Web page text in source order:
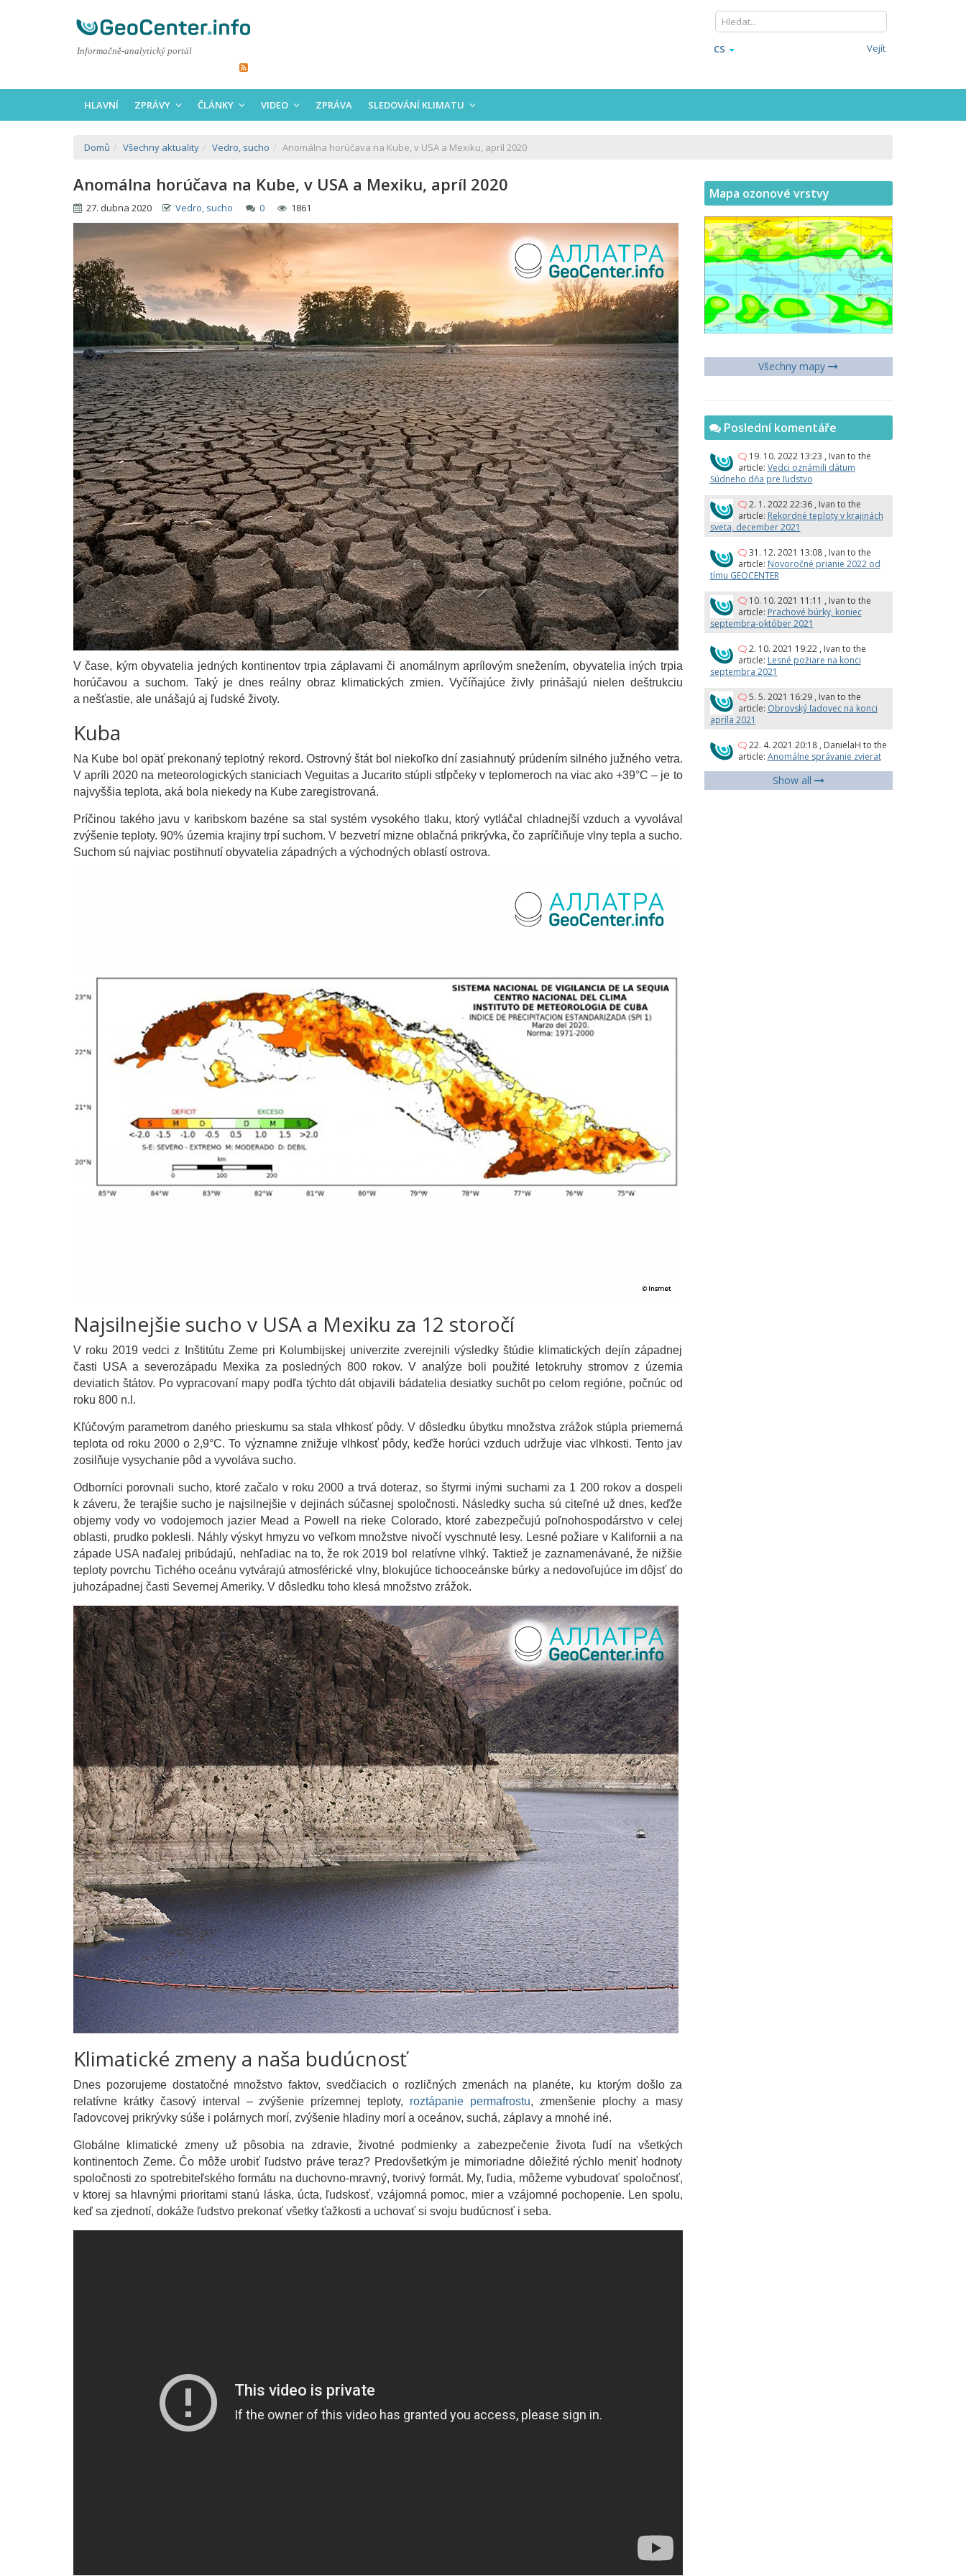
Informačně-analytický portál CS Vejít
HLAVNÍ ZPRÁVY ČLÁNKY VIDEO ZPRÁVA SLEDOVÁNÍ KLIMATU
Domů Všechny aktuality Vedro, sucho Anomálna horúčava na Kube, v USA a Mexiku, apríl 2020
Anomálna horúčava na Kube, v USA a Mexiku, apríl 2020
27. dubna 2020 Vedro, sucho 0 1861
V čase, kým obyvatelia jedných kontinentov trpia záplavami či anomálnym aprílovým snežením, obyvatelia iných trpia
horúčavou a suchom. Taký je dnes reálny obraz klimatických zmien. Vyčíňajúce živly prinášajú nielen deštrukciu
a nešťastie, ale unášajú aj ľudské životy.
Kuba
Na Kube bol opäť prekonaný teplotný rekord. Ostrovný štát bol niekoľko dní zasiahnutý prúdením silného južného vetra.
V apríli 2020 na meteorologických staniciach Veguitas a Jucarito stúpli stĺpčeky v teplomeroch na viac ako +39°C – je to
najvyššia teplota, aká bola niekedy na Kube zaregistrovaná.
Príčinou takého javu v karibskom bazéne sa stal systém vysokého tlaku, ktorý vytláčal chladnejší vzduch a vyvolával
zvýšenie teploty. 90% územia krajiny trpí suchom. V bezvetrí mizne oblačná prikrývka, čo zapríčiňuje vlny tepla a sucho.
Suchom sú najviac postihnutí obyvatelia západných a východných oblastí ostrova.
Najsilnejšie sucho v USA a Mexiku za 12 storočí
V roku 2019 vedci z Inštitútu Zeme pri Kolumbijskej univerzite zverejnili výsledky štúdie klimatických dejín západnej
časti USA a severozápadu Mexika za posledných 800 rokov. V analýze boli použité letokruhy stromov z územia
deviatich štátov. Po vypracovaní mapy podľa týchto dát objavili bádatelia desiatky suchôt po celom regióne, počnúc od
roku 800 n.l.
Kľúčovým parametrom daného prieskumu sa stala vlhkosť pôdy. V dôsledku úbytku množstva zrážok stúpla priemerná
teplota od roku 2000 o 2,9°C. To významne znižuje vlhkosť pôdy, keďže horúci vzduch udržuje viac vlhkosti. Tento jav
zosilňuje vysychanie pôd a vyvoláva sucho.
Odborníci porovnali sucho, ktoré začalo v roku 2000 a trvá doteraz, so štyrmi inými suchami za 1 200 rokov a dospeli
k záveru, že terajšie sucho je najsilnejšie v dejinách súčasnej spoločnosti. Následky sucha sú citeľné už dnes, keďže
objemy vody vo vodojemoch jazier Mead a Powell na rieke Colorado, ktoré zabezpečujú poľnohospodárstvo v celej
oblasti, prudko poklesli. Náhly výskyt hmyzu vo veľkom množstve nivočí vyschnuté lesy. Lesné požiare v Kalifornii a na
západe USA naďalej pribúdajú, nehľadiac na to, že rok 2019 bol relatívne vlhký. Taktiež je zaznamenávané, že nižšie
teploty povrchu Tichého oceánu vytvárajú atmosférické vlny, blokujúce tichooceánske búrky a nedovoľujúce im dôjsť do
juhozápadnej časti Severnej Ameriky. V dôsledku toho klesá množstvo zrážok.
Klimatické zmeny a naša budúcnosť
Dnes pozorujeme dostatočné množstvo faktov, svedčiacich o rozličných zmenách na planéte, ku ktorým došlo za
relatívne krátky časový interval – zvýšenie prízemnej teploty, roztápanie permafrostu, zmenšenie plochy a masy
ľadovcovej prikrývky súše i polárnych morí, zvýšenie hladiny morí a oceánov, suchá, záplavy a mnohé iné.
Globálne klimatické zmeny už pôsobia na zdravie, životné podmienky a zabezpečenie života ľudí na všetkých
kontinentoch Zeme. Čo môže urobiť ľudstvo práve teraz? Predovšetkým je mimoriadne dôležité rýchlo meniť hodnoty
spoločnosti zo spotrebiteľského formátu na duchovno-mravný, tvorivý formát. My, ľudia, môžeme vybudovať spoločnosť,
v ktorej sa hlavnými prioritami stanú láska, úcta, ľudskosť, vzájomná pomoc, mier a vzájomné pochopenie. Len spolu,
keď sa zjednotí, dokáže ľudstvo prekonať všetky ťažkosti a uchovať si svoju budúcnosť i seba.
Mapa ozonové vrstvy
Všechny mapy
Poslední komentáře
19. 10. 2022 13:23 , Ivan to the
article: Vedci oznámili dátum
Súdneho dňa pre ľudstvo
2. 1. 2022 22:36 , Ivan to the
article: Rekordné teploty v krajinách
sveta, december 2021
31. 12. 2021 13:08 , Ivan to the
article: Novoročné prianie 2022 od
tímu GEOCENTER
10. 10. 2021 11:11 , Ivan to the
article: Prachové búrky, koniec
septembra-október 2021
2. 10. 2021 19:22 , Ivan to the
article: Lesné požiare na konci
septembra 2021
5. 5. 2021 16:29 , Ivan to the
article: Obrovský ľadovec na konci
apríla 2021
22. 4. 2021 20:18 , DanielaH to the
article: Anomálne správanie zvierat
Show all